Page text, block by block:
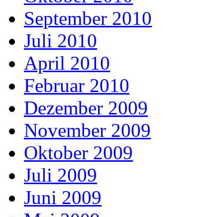
September 2010
Juli 2010
April 2010
Februar 2010
Dezember 2009
November 2009
Oktober 2009
Juli 2009
Juni 2009